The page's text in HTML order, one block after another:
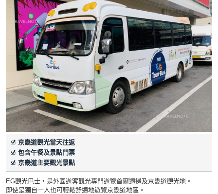
京畿道觀光當天往返
包含午餐及景點門票
京畿道主要觀光景點
EG觀光巴士，是外國遊客觀光專門遊覽首爾週邊及京畿道觀光地。
即使是獨自一人也可輕鬆舒適地遊覽京畿道地區。